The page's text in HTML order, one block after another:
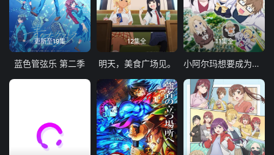
更新至19集
蓝色管弦乐 第二季
12集全
明天，美食广场见。
11集全
小阿尔玛想要成为家人